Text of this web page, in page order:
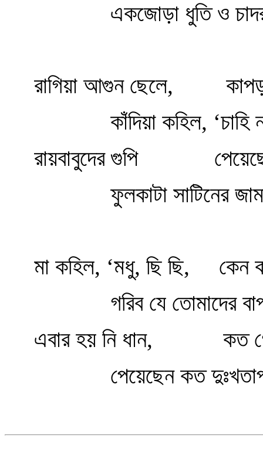
একজোড়া ধুতি ও
রাগিয়া আগুন ছেলে, কাপড়
কাঁদিয়া কহিল, ‘চাহি
রায়বাবুদের গুপি পেয়েছে
ফুলকাটা সাটিনের
মা কহিল, ‘মধু, ছি ছি, কেন
গরিব যে তোমাদের
এবার হয় নি ধান, কত
পেয়েছেন কত